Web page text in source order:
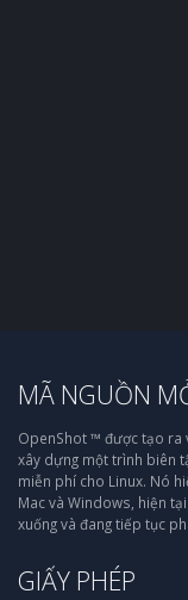
MÃ NGUỒN
OpenShot ™ được tạo ra
xây dựng một trình biên
miễn phí cho Linux. Nó
Mac và Windows, hiện
xuống và đang tiếp tục
GIẤY PHÉP